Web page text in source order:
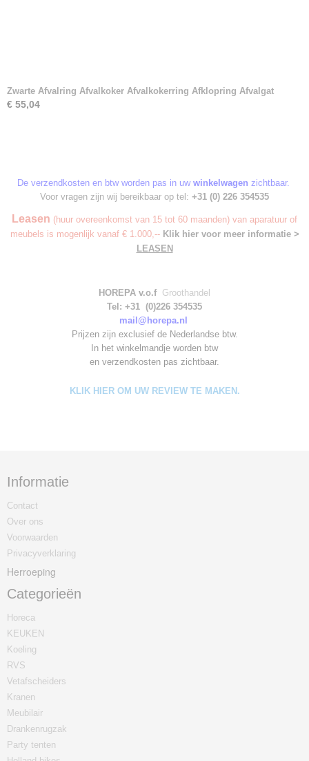
Zwarte Afvalring Afvalkoker Afvalkokerring Afklopring Afvalgat
€ 55,04
De verzendkosten en btw worden pas in uw winkelwagen zichtbaar.
Voor vragen zijn wij bereikbaar op tel: +31 (0) 226 354535
Leasen (huur overeenkomst van 15 tot 60 maanden) van aparatuur of
meubels is mogenlijk vanaf € 1.000,-- Klik hier voor meer informatie >
LEASEN
HOREPA v.o.f Groothandel
Tel: +31 (0)226 354535
mail@horepa.nl
Prijzen zijn exclusief de Nederlandse btw.
In het winkelmandje worden btw
en verzendkosten pas zichtbaar.
KLIK HIER OM UW REVIEW TE MAKEN.
Informatie
Contact
Over ons
Voorwaarden
Privacyverklaring
Herroeping
Categorieën
Horeca
KEUKEN
Koeling
RVS
Vetafscheiders
Kranen
Meubilair
Drankenrugzak
Party tenten